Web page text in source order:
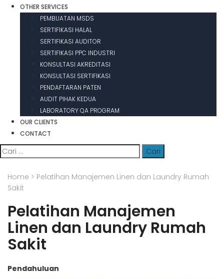
OTHER SERVICES
PEMBUATAN MSDS
SERTIFIKASI HALAL
SERTIFIKASI AUDITOR
SERTIFIKASI PPC INDUSTRI
KONSULTASI AKREDITASI
KONSULTASI SERTIFIKASI
PENDAFTARAN PATEN
AUDIT PIHAK KEDUA
LABORATORY QA PROGRAM
OUR CLIENTS
CONTACT
Cari
untuk:
Home > Pelatihan Manajemen Linen dan Laundry Rumah
Sakit
Pelatihan Manajemen
Linen dan Laundry Rumah
Sakit
Pendahuluan